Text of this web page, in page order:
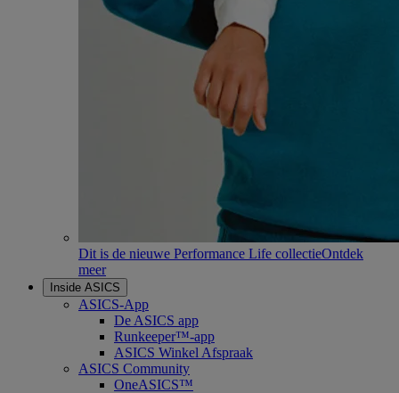
Dit is de nieuwe Performance Life collectieOntdek
meer
Inside ASICS
ASICS-App
De ASICS app
Runkeeper™-app
ASICS Winkel Afspraak
ASICS Community
OneASICS™